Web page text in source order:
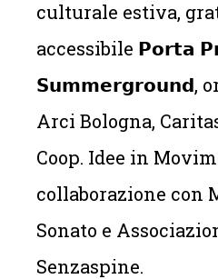
culturale estiva,
accessibile 𝗣𝗼𝗿𝘁𝗮
𝗦𝘂𝗺𝗺𝗲𝗿𝗴𝗿𝗼𝘂𝗻𝗱,
Arci Bologna,
Coop. Idee in
collaborazione con
Sonato e
Senzaspine.